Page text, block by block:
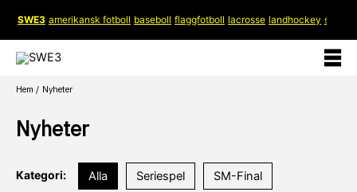
innehåll
SWE3 amerikansk fotboll baseboll flaggfotboll lacrosse landhockey softboll
Hem Nyheter
Nyheter
Kategori: Alla Seriespel SM-Final